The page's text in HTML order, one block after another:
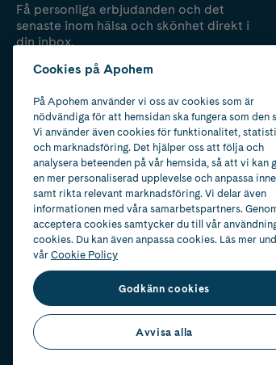
Få personliga erbjudanden och det
senaste inom hälsa och skönhet direkt i
din inbox.
Cookies på Apohem
På Apohem använder vi oss av cookies som är
nödvändiga för att hemsidan ska fungera som den
Vi använder även cookies för funktionalitet,
och marknadsföring. Det hjälper oss att följa och
analysera beteenden på vår hemsida, så att vi kan
en mer personaliserad upplevelse och anpassa
samt rikta relevant marknadsföring. Vi delar även
informationen med våra samarbetspartners.
acceptera cookies samtycker du till vår
cookies. Du kan även anpassa cookies. Läs mer
vårCookie Policy
Godkänn cookies
Avvisa alla